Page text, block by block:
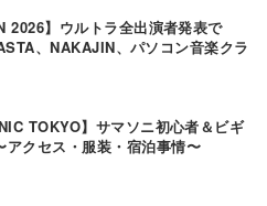
2026】ウルトラ全出演者発表で
、NAKAJIN、パソコン音楽クラ
TOKYO】サマソニ初心者＆ビギ
アクセス・服装・宿泊事情〜